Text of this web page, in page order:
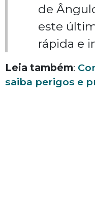
de
este
rápida e
Leia também:
saiba perigos e